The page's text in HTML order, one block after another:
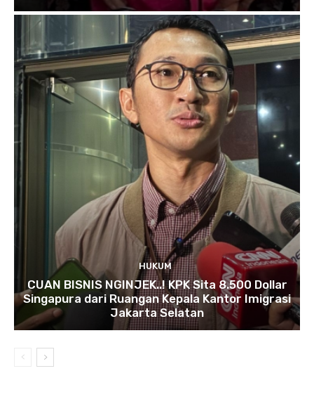
HUKUM
CUAN BISNIS NGINJEK..! KPK Sita 8.500 Dollar
Singapura dari Ruangan Kepala Kantor Imigrasi
Jakarta Selatan